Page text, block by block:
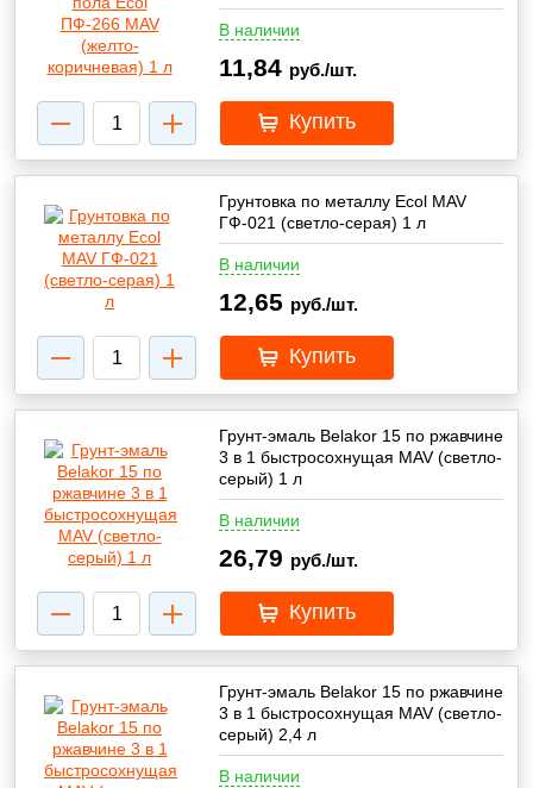
В наличии
11,84 руб./шт.
Купить
Грунтовка по металлу Ecol MAV
ГФ-021 (светло-серая) 1 л
В наличии
12,65 руб./шт.
Купить
Грунт-эмаль Belakor 15 по ржавчине
3 в 1 быстросохнущая MAV (светло-
серый) 1 л
В наличии
26,79 руб./шт.
Купить
Грунт-эмаль Belakor 15 по ржавчине
3 в 1 быстросохнущая MAV (светло-
серый) 2,4 л
В наличии